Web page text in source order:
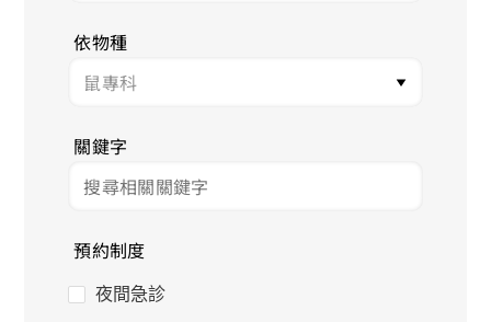
依物種
關鍵字
預約制度
夜間急診